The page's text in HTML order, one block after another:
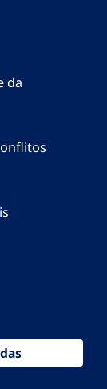
da